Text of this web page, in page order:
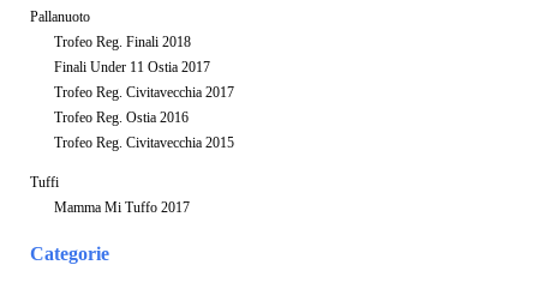
Pallanuoto
Trofeo Reg. Finali 2018
Finali Under 11 Ostia 2017
Trofeo Reg. Civitavecchia 2017
Trofeo Reg. Ostia 2016
Trofeo Reg. Civitavecchia 2015
Tuffi
Mamma Mi Tuffo 2017
Categorie